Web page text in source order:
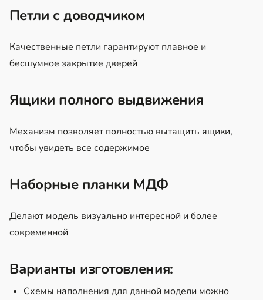
Петли с доводчиком
Качественные петли гарантируют плавное и
бесшумное закрытие дверей
Ящики полного выдвижения
Механизм позволяет полностью вытащить ящики,
чтобы увидеть все содержимое
Наборные планки МДФ
Делают модель визуально интересной и более
современной
Варианты изготовления:
Схемы наполнения для данной модели можно